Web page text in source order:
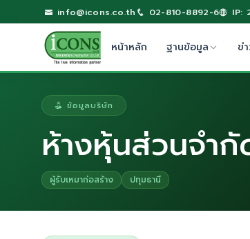
info@icons.co.th 02-810-8892-6 IP:
หน้าหลัก ฐานข้อมูล ข่
ข้อมูลบริษัท
ห้างหุ้นส่วนจำ
ผู้รับเหมาก่อสร้าง ปทุมธานี